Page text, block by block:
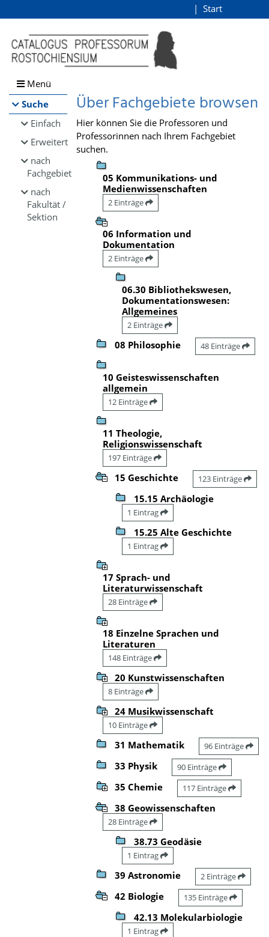
Browsen
direkt zum Inhalt
Start
Menü
Suche
Einfach
Erweitert
nach
Fachgebiet
nach
Fakultät /
Sektion
Über Fachgebiete browsen
Hier können Sie die Professoren und
Professorinnen nach Ihrem Fachgebiet
suchen.
05 Kommunikations- und
Medienwissenschaften
2 Einträge
06 Information und
Dokumentation
2 Einträge
06.30 Bibliothekswesen,
Dokumentationswesen:
Allgemeines
2 Einträge
08 Philosophie 48 Einträge
10 Geisteswissenschaften
allgemein
12 Einträge
11 Theologie,
Religionswissenschaft
197 Einträge
15 Geschichte 123 Einträge
15.15 Archäologie
1 Eintrag
15.25 Alte Geschichte
1 Eintrag
17 Sprach- und
Literaturwissenschaft
28 Einträge
18 Einzelne Sprachen und
Literaturen
148 Einträge
20 Kunstwissenschaften
8 Einträge
24 Musikwissenschaft
10 Einträge
31 Mathematik 96 Einträge
33 Physik 90 Einträge
35 Chemie 117 Einträge
38 Geowissenschaften
28 Einträge
38.73 Geodäsie
1 Eintrag
39 Astronomie 2 Einträge
42 Biologie 135 Einträge
42.13 Molekularbiologie
1 Eintrag